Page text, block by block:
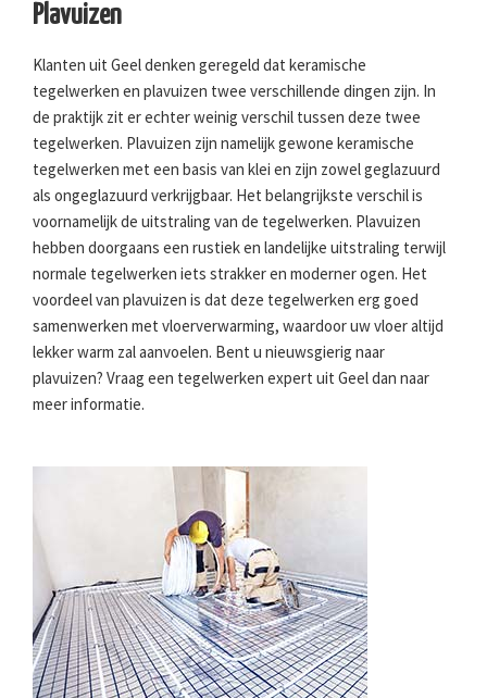
Plavuizen
Klanten uit Geel denken geregeld dat keramische
tegelwerken en plavuizen twee verschillende dingen zijn. In
de praktijk zit er echter weinig verschil tussen deze twee
tegelwerken. Plavuizen zijn namelijk gewone keramische
tegelwerken met een basis van klei en zijn zowel geglazuurd
als ongeglazuurd verkrijgbaar. Het belangrijkste verschil is
voornamelijk de uitstraling van de tegelwerken. Plavuizen
hebben doorgaans een rustiek en landelijke uitstraling terwijl
normale tegelwerken iets strakker en moderner ogen. Het
voordeel van plavuizen is dat deze tegelwerken erg goed
samenwerken met vloerverwarming, waardoor uw vloer altijd
lekker warm zal aanvoelen. Bent u nieuwsgierig naar
plavuizen? Vraag een tegelwerken expert uit Geel dan naar
meer informatie.